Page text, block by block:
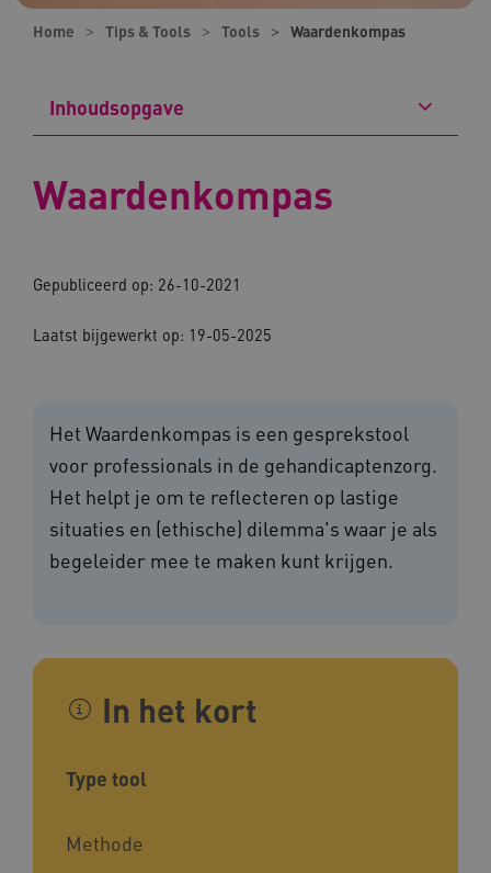
Home Tips & Tools Tools Waardenkompas
Inhoudsopgave
Waardenkompas
Gepubliceerd op: 26-10-2021
Laatst bijgewerkt op: 19-05-2025
Het Waardenkompas is een gesprekstool
voor professionals in de gehandicaptenzorg.
Het helpt je om te reflecteren op lastige
situaties en (ethische) dilemma's waar je als
begeleider mee te maken kunt krijgen.
In het kort
Type tool
Methode